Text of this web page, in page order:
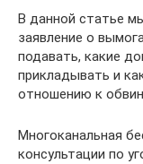
В данной статье
заявление о
подавать, какие
прикладывать и
отношению к
Многоканальная
консультации по